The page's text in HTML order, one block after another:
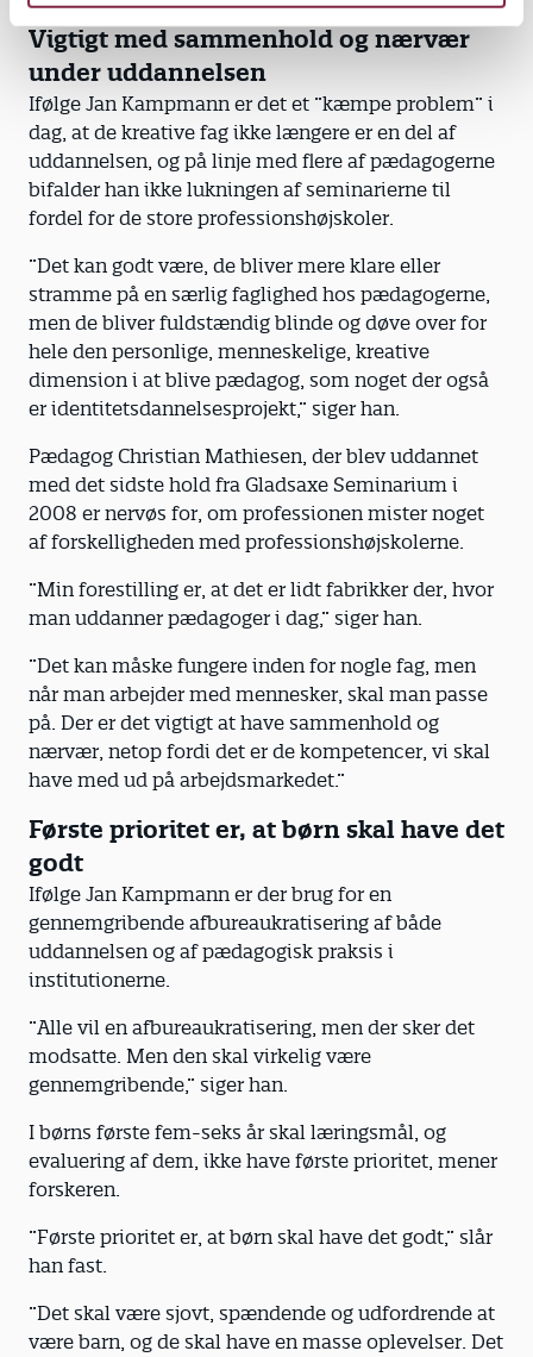
Vigtigt med sammenhold og nærvær
under uddannelsen
Ifølge Jan Kampmann er det et ”kæmpe problem” i
dag, at de kreative fag ikke længere er en del af
uddannelsen, og på linje med flere af pædagogerne
bifalder han ikke lukningen af seminarierne til
fordel for de store professionshøjskoler.
”Det kan godt være, de bliver mere klare eller
stramme på en særlig faglighed hos pædagogerne,
men de bliver fuldstændig blinde og døve over for
hele den personlige, menneskelige, kreative
dimension i at blive pædagog, som noget der også
er identitetsdannelsesprojekt,” siger han.
Pædagog Christian Mathiesen, der blev uddannet
med det sidste hold fra Gladsaxe Seminarium i
2008 er nervøs for, om professionen mister noget
af forskelligheden med professionshøjskolerne.
”Min forestilling er, at det er lidt fabrikker der, hvor
man uddanner pædagoger i dag,” siger han.
”Det kan måske fungere inden for nogle fag, men
når man arbejder med mennesker, skal man passe
på. Der er det vigtigt at have sammenhold og
nærvær, netop fordi det er de kompetencer, vi skal
have med ud på arbejdsmarkedet.”
Første prioritet er, at børn skal have det
godt
Ifølge Jan Kampmann er der brug for en
gennemgribende afbureaukratisering af både
uddannelsen og af pædagogisk praksis i
institutionerne.
”Alle vil en afbureaukratisering, men der sker det
modsatte. Men den skal virkelig være
gennemgribende,” siger han.
I børns første fem-seks år skal læringsmål, og
evaluering af dem, ikke have første prioritet, mener
forskeren.
”Første prioritet er, at børn skal have det godt,” slår
han fast.
”Det skal være sjovt, spændende og udfordrende at
være barn, og de skal have en masse oplevelser. Det